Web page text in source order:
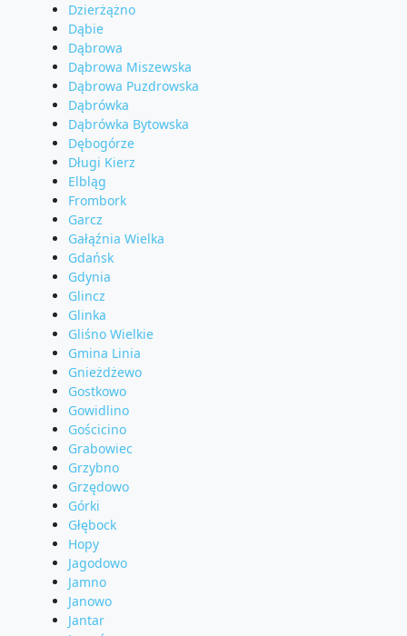
Dzierżążno
Dąbie
Dąbrowa
Dąbrowa Miszewska
Dąbrowa Puzdrowska
Dąbrówka
Dąbrówka Bytowska
Dębogórze
Długi Kierz
Elbląg
Frombork
Garcz
Gałąźnia Wielka
Gdańsk
Gdynia
Glincz
Glinka
Gliśno Wielkie
Gmina Linia
Gnieżdżewo
Gostkowo
Gowidlino
Gościcino
Grabowiec
Grzybno
Grzędowo
Górki
Głębock
Hopy
Jagodowo
Jamno
Janowo
Jantar